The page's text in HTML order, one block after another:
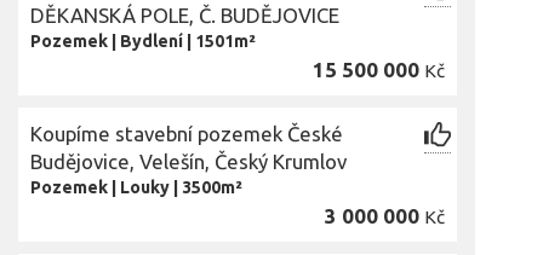
DĚKANSKÁ POLE, Č. BUDĚJOVICE
Pozemek Bydlení 1501m²
15 500 000 Kč
Koupíme stavební pozemek České
Budějovice, Velešín, Český Krumlov
Pozemek Louky 3500m²
3 000 000 Kč